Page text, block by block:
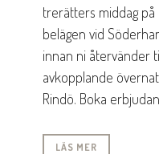
trerätters middag
belägen vid
innan ni återvänder
avkopplande
Rindö. Boka
LÄS MER